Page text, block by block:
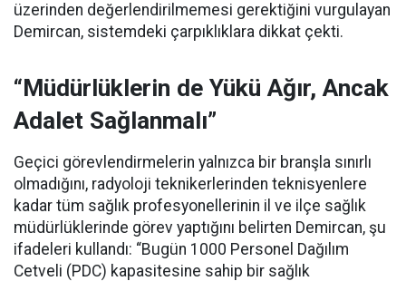
üzerinden değerlendirilmemesi gerektiğini vurgulayan
Demircan, sistemdeki çarpıklıklara dikkat çekti.
“Müdürlüklerin de Yükü Ağır, Ancak
Adalet Sağlanmalı”
Geçici görevlendirmelerin yalnızca bir branşla sınırlı
olmadığını, radyoloji teknikerlerinden teknisyenlere
kadar tüm sağlık profesyonellerinin il ve ilçe sağlık
müdürlüklerinde görev yaptığını belirten Demircan, şu
ifadeleri kullandı: “Bugün 1000 Personel Dağılım
Cetveli (PDC) kapasitesine sahip bir sağlık